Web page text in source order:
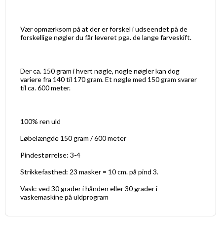
Vær opmærksom på at der er forskel i udseendet på de
forskellige nøgler du får leveret pga. de lange farveskift.
Der ca. 150 gram i hvert nøgle, nogle nøgler kan dog
variere fra 140 til 170 gram. Et nøgle med 150 gram svarer
til ca. 600 meter.
100% ren uld
Løbelængde 150 gram / 600 meter
Pindestørrelse: 3-4
Strikkefasthed: 23 masker = 10 cm. på pind 3.
Vask: ved 30 grader i hånden eller 30 grader i
vaskemaskine på uldprogram